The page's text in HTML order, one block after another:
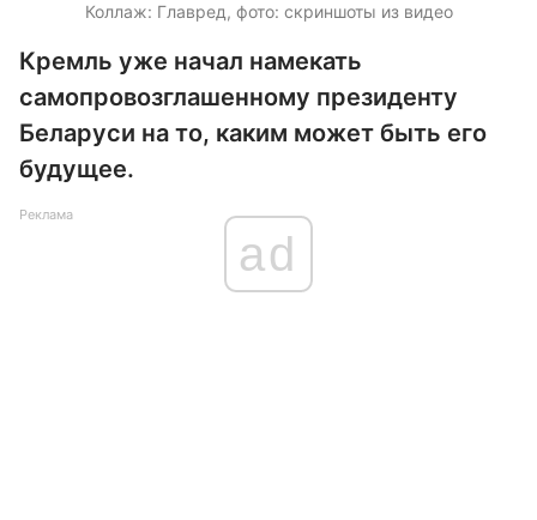
Коллаж: Главред, фото: скриншоты из видео
Кремль уже начал намекать
самопровозглашенному президенту
Беларуси на то, каким может быть его
будущее.
Реклама
ad